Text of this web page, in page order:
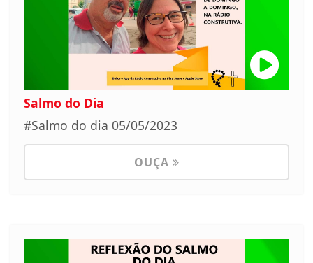
Salmo do Dia
#Salmo do dia 05/05/2023
OUÇA